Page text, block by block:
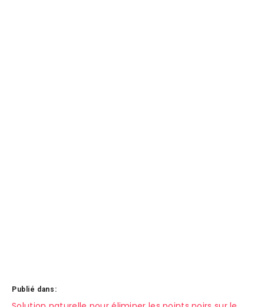
Publié dans: